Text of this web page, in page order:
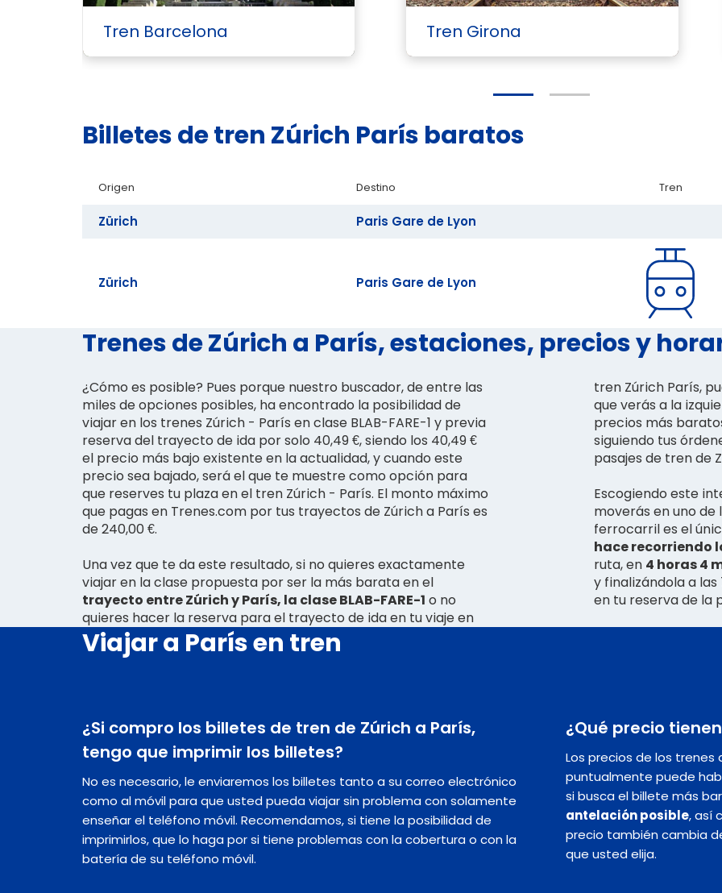
Tren Barcelona Tren Girona
Billetes de tren Zúrich París baratos
Origen Destino Tren
Zürich Paris Gare de Lyon
Zürich Paris Gare de Lyon
Trenes de Zúrich a París, estaciones, precios y
¿Cómo es posible? Pues porque nuestro buscador, de entre las
miles de opciones posibles, ha encontrado la posibilidad de
viajar en los trenes Zúrich - París en clase BLAB-FARE-1 y previa
reserva del trayecto de ida por solo 40,49 €, siendo los 40,49 €
el precio más bajo existente en la actualidad, y cuando este
precio sea bajado, será el que te muestre como opción para
que reserves tu plaza en el tren Zúrich - París. El monto máximo
que pagas en Trenes.com por tus trayectos de Zúrich a París es
de 240,00 €.
Una vez que te da este resultado, si no quieres exactamente
viajar en la clase propuesta por ser la más barata en el
trayecto entre Zúrich y París, la clase BLAB-FARE-1 o no
quieres hacer la reserva para el trayecto de ida en tu viaje en
tren Zúrich París,
que verás a la
precios más
siguiendo tus
pasajes de tren de
Escogiendo este
moverás en uno
ferrocarril es el
hace recorriendo
ruta, en 4 horas 4
y finalizándola a
en tu reserva de la
Viajar a París en tren
¿Si compro los billetes de tren de Zúrich a París,
tengo que imprimir los billetes?
No es necesario, le enviaremos los billetes tanto a su correo electrónico
como al móvil para que usted pueda viajar sin problema con solamente
enseñar el teléfono móvil. Recomendamos, si tiene la posibilidad de
imprimirlos, que lo haga por si tiene problemas con la cobertura o con la
batería de su teléfono móvil.
¿Qué precio
Los precios de los trenes
puntualmente puede
si busca el billete más
antelación posible, así
precio también cambia
que usted elija.